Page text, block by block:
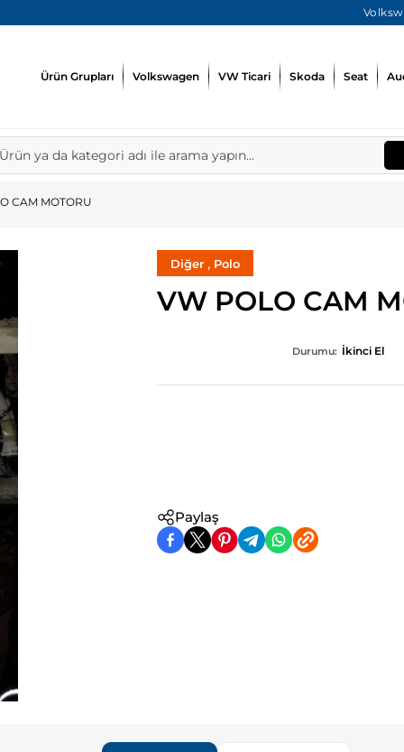
Ürün Grupları Volkswagen VW Ticari Skoda Seat
CAM MOTORU
Diğer , Polo
VW POLO CAM
Durumu: İkinci El
Paylaş